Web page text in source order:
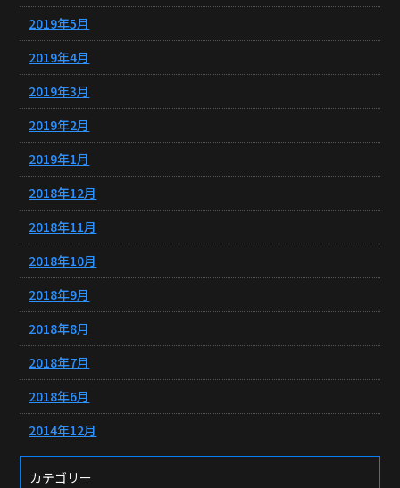
2019年5月
2019年4月
2019年3月
2019年2月
2019年1月
2018年12月
2018年11月
2018年10月
2018年9月
2018年8月
2018年7月
2018年6月
2014年12月
カテゴリー